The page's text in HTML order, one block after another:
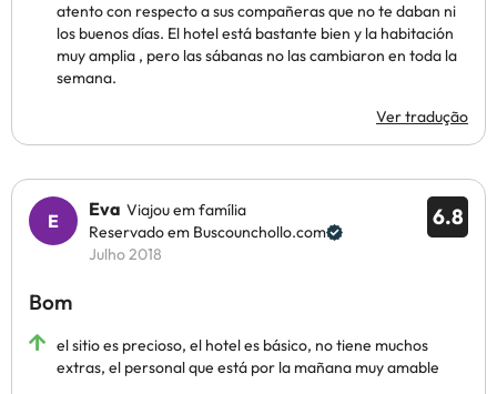
atento con respecto a sus compañeras que no te daban ni
los buenos días. El hotel está bastante bien y la habitación
muy amplia , pero las sábanas no las cambiaron en toda la
semana.
Ver tradução
6.8
Eva Viajou em família
Reservado em Buscounchollo.com
Julho 2018
Bom
el sitio es precioso, el hotel es básico, no tiene muchos
extras, el personal que está por la mañana muy amable